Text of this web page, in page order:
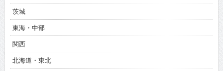
茨城
東海・中部
関西
北海道・東北